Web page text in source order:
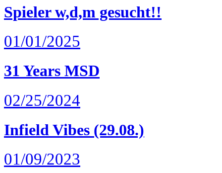
Spieler w,d,m gesucht!!
01/01/2025
31 Years MSD
02/25/2024
Infield Vibes (29.08.)
01/09/2023